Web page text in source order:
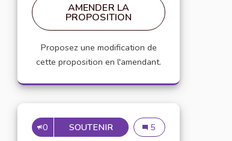
AMENDER LA
PROPOSITION
Proposez une modification de
cette proposition en l'amendant.
0 SOUTENIR LIZARD BUTTON -
Lizard Button -
5